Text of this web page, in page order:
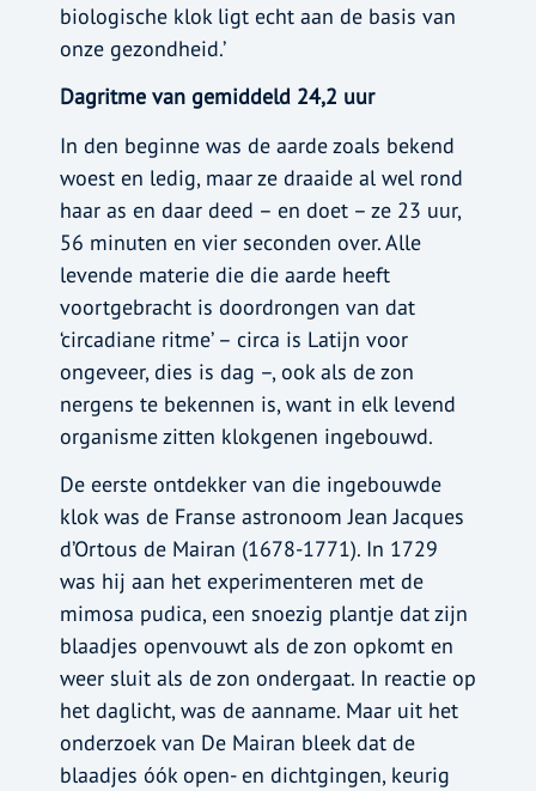
biologische klok ligt echt aan de basis van
onze gezondheid.’
Dagritme van gemiddeld 24,2 uur
In den beginne was de aarde zoals bekend
woest en ledig, maar ze draaide al wel rond
haar as en daar deed – en doet – ze 23 uur,
56 minuten en vier seconden over. Alle
levende materie die die aarde heeft
voortgebracht is doordrongen van dat
‘circadiane ritme’ – circa is Latijn voor
ongeveer, dies is dag –, ook als de zon
nergens te bekennen is, want in elk levend
organisme zitten klokgenen ingebouwd.
De eerste ontdekker van die ingebouwde
klok was de Franse astronoom Jean Jacques
d’Ortous de Mairan (1678-1771). In 1729
was hij aan het experimenteren met de
mimosa pudica, een snoezig plantje dat zijn
blaadjes openvouwt als de zon opkomt en
weer sluit als de zon ondergaat. In reactie op
het daglicht, was de aanname. Maar uit het
onderzoek van De Mairan bleek dat de
blaadjes óók open- en dichtgingen, keurig